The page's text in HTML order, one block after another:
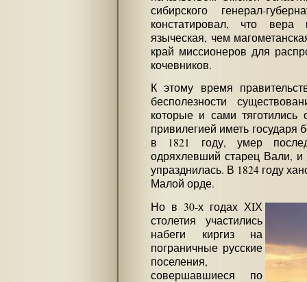
сибирского генерал-
констатировал, что вера
языческая, чем
край миссионеров для
кочевников.
К этому время
бесполезности
которые и сами
привилегией иметь государя
в 1821 году, умер
одряхлевший старец Вали, и
упразднилась. В 1824 году
Малой орде.
Но в 30-х годах ХIХ
столетия участились
набеги киргиз на
пограничные русские
поселения,
совершавшиеся по